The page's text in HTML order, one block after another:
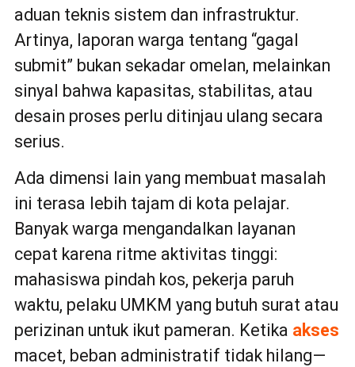
aduan teknis sistem dan infrastruktur.
Artinya, laporan warga tentang “gagal
submit” bukan sekadar omelan, melainkan
sinyal bahwa kapasitas, stabilitas, atau
desain proses perlu ditinjau ulang secara
serius.
Ada dimensi lain yang membuat masalah
ini terasa lebih tajam di kota pelajar.
Banyak warga mengandalkan layanan
cepat karena ritme aktivitas tinggi:
mahasiswa pindah kos, pekerja paruh
waktu, pelaku UMKM yang butuh surat atau
perizinan untuk ikut pameran. Ketika akses
macet, beban administratif tidak hilang—